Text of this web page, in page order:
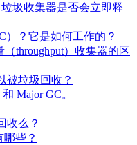
圾收集器是否会立即释
）？它是如何工作的？
throughput）收集器的区
被垃圾回收？
Major GC。
收么？
些？